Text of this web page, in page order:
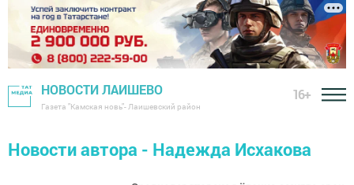
НОВОСТИ ЛАИШЕВО
Газета "Камская новь"- Лаишевский район
16+
Новости автора - Надежда Исхакова